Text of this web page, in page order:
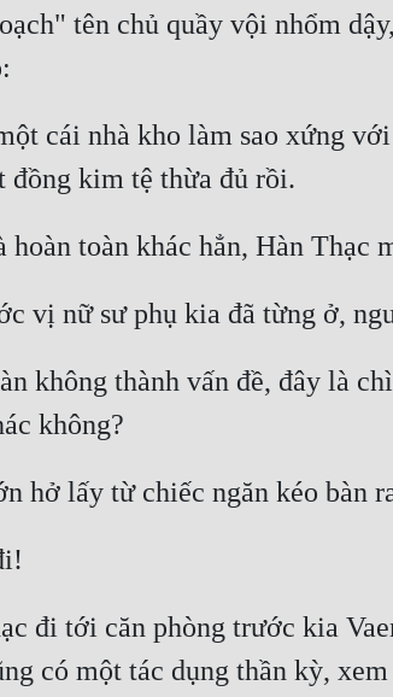
tên chủ quầy vội nhổm
cái nhà kho làm sao xứng
đồng kim tệ thừa đủ rồi.
toàn khác hẳn, Hàn Thạc
vị nữ sư phụ kia đã từng ở,
không thành vấn đề, đây là
không?
hở lấy từ chiếc ngăn kéo bàn
đi tới căn phòng trước kia
có một tác dụng thần kỳ,